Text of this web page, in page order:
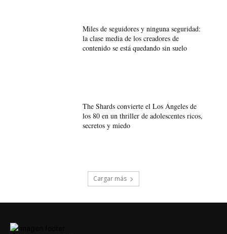
Miles de seguidores y ninguna seguridad:
la clase media de los creadores de
contenido se está quedando sin suelo
The Shards convierte el Los Ángeles de
los 80 en un thriller de adolescentes ricos,
secretos y miedo
Cargar más